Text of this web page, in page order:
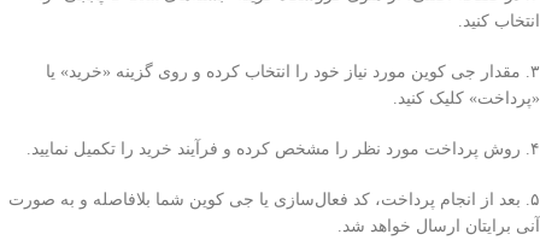
انتخاب کنید.
۳. مقدار جی کوین مورد نیاز خود را انتخاب کرده و روی گزینه «خرید» یا
«پرداخت» کلیک کنید.
۴. روش پرداخت مورد نظر را مشخص کرده و فرآیند خرید را تکمیل نمایید.
۵. بعد از انجام پرداخت، کد فعال‌سازی یا جی کوین شما بلافاصله و به صورت
آنی برایتان ارسال خواهد شد.